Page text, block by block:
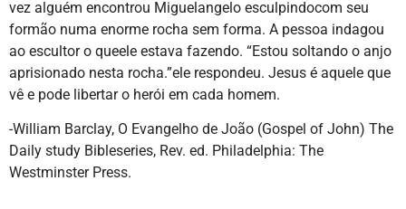
vez alguém encontrou Miguelangelo esculpindocom seu
formão numa enorme rocha sem forma. A pessoa indagou
ao escultor o queele estava fazendo. “Estou soltando o anjo
aprisionado nesta rocha.”ele respondeu. Jesus é aquele que
vê e pode libertar o herói em cada homem.
-William Barclay, O Evangelho de João (Gospel of John) The
Daily study Bibleseries, Rev. ed. Philadelphia: The
Westminster Press.